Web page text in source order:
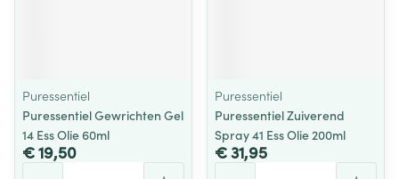
Puressentiel
Puressentiel Gewrichten Gel
14 Ess Olie 60ml
€ 19,50
Puressentiel
Puressentiel Zuiverend
Spray 41 Ess Olie 200ml
€ 31,95